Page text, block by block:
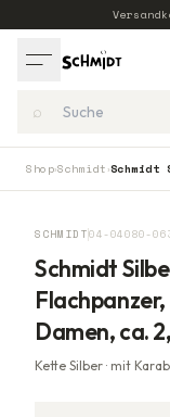
⌕
Shop›Schmidt ›
SCHMIDT04-04080-
Schmidt
Damen, ca.
Kette Silber · mit